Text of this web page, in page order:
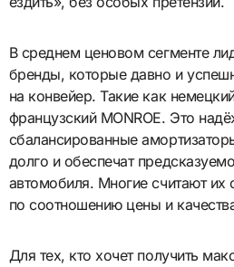
В среднем ценовом сегменте
бренды, которые давно и
на конвейер. Такие как
французский MONROE. Это
сбалансированные
долго и обеспечат
автомобиля. Многие считают
по соотношению цены и
Для тех, кто хочет получить